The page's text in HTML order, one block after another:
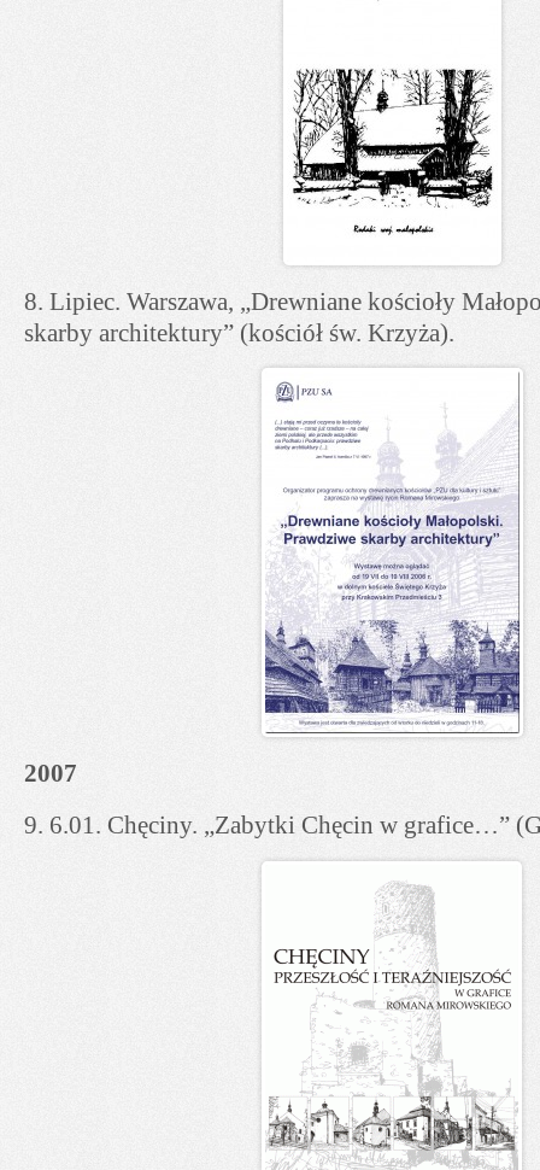
8. Lipiec. Warszawa, „Drewniane kościoły
skarby architektury” (kościół św. Krzyża).
2007
9. 6.01. Chęciny. „Zabytki Chęcin w grafice…”